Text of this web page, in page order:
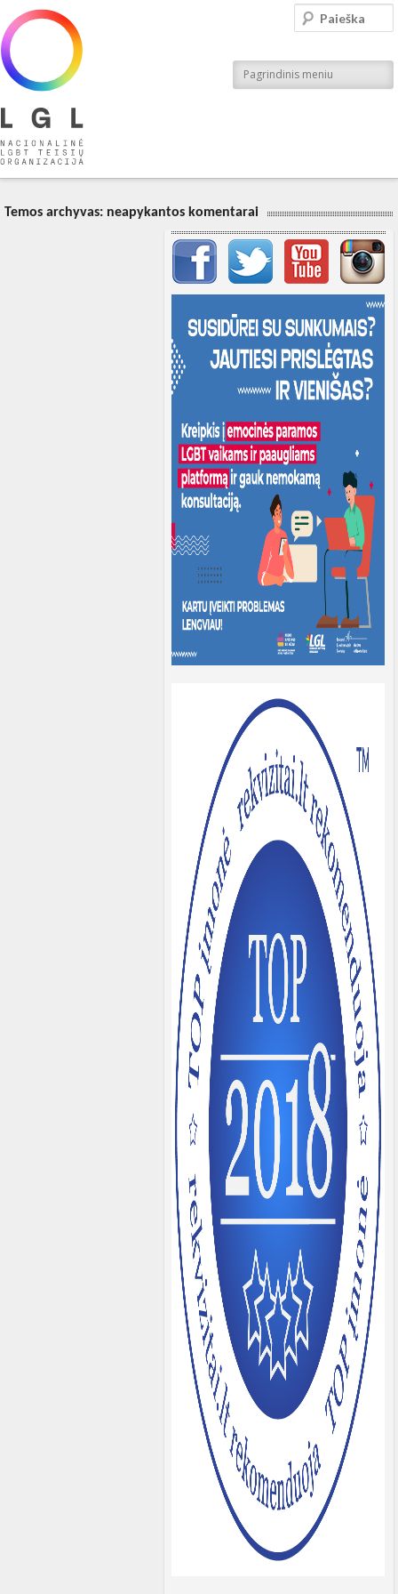
Nacionalinė LGBT teisių organizacija
Pagrindinis meniu
Paieška
Temos archyvas: neapykantos komentarai
Svarbių įrašų meniu